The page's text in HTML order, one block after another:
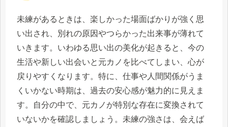
未練があるときは、楽しかった場面ばかりが強く思
い出され、別れの原因やつらかった出来事が薄れて
いきます。いわゆる思い出の美化が起きると、今の
生活や新しい出会いと元カノを比べてしまい、心が
戻りやすくなります。特に、仕事や人間関係がうま
くいかない時期は、過去の安心感が魅力的に見えま
す。自分の中で、元カノが特別な存在に変換されて
いないかを確認しましょう。未練の強さは、会えば